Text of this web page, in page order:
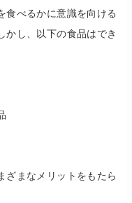
食べるかに意識を向ける
かし、以下の食品はでき
ざまなメリットをもたら